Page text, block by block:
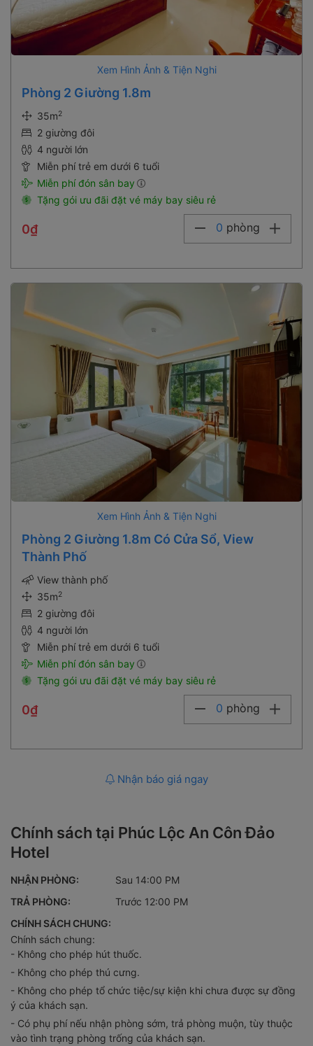
Xem Hình Ảnh & Tiện Nghi
Phòng 2 Giường 1.8m
35m2
2 giường đôi
4 người lớn
Miễn phí trẻ em dưới 6 tuổi
Miễn phí đón sân bay
Tặng gói ưu đãi đặt vé máy bay siêu rẻ
0₫ 0 phòng
Xem Hình Ảnh & Tiện Nghi
Phòng 2 Giường 1.8m Có Cửa Sổ, View
Thành Phố
View thành phố
35m2
2 giường đôi
4 người lớn
Miễn phí trẻ em dưới 6 tuổi
Miễn phí đón sân bay
Tặng gói ưu đãi đặt vé máy bay siêu rẻ
0₫ 0 phòng
Nhận báo giá ngay
Chính sách tại Phúc Lộc An Côn Đảo
Hotel
NHẬN PHÒNG:
Sau 14:00 PM
TRẢ PHÒNG:
Trước 12:00 PM
CHÍNH SÁCH CHUNG:
Chính sách chung:
- Không cho phép hút thuốc.
- Không cho phép thú cưng.
- Không cho phép tổ chức tiệc/sự kiện khi chưa được sự đồng
ý của khách sạn.
- Có phụ phí nếu nhận phòng sớm, trả phòng muộn, tùy thuộc
vào tình trạng phòng trống của khách sạn.